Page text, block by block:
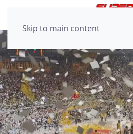
Skip to main content